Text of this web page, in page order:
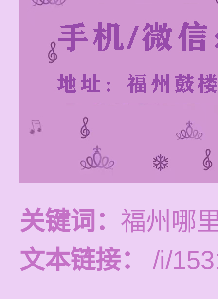
关键词： 福州哪
文本链接：
/i/